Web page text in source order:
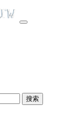
搜索